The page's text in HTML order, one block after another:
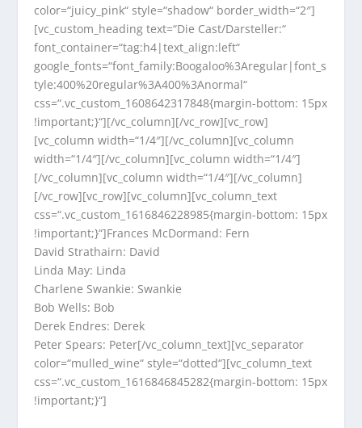
color=“juicy_pink“ style=“shadow“ border_width=“2″]
[vc_custom_heading text=“Die Cast/Darsteller:“
font_container=“tag:h4|text_align:left“
google_fonts=“font_family:Boogaloo%3Aregular|font_s
tyle:400%20regular%3A400%3Anormal“
css=“.vc_custom_1608642317848{margin-bottom: 15px
!important;}“][/vc_column][/vc_row][vc_row]
[vc_column width=“1/4″][/vc_column][vc_column
width=“1/4″][/vc_column][vc_column width=“1/4″]
[/vc_column][vc_column width=“1/4″][/vc_column]
[/vc_row][vc_row][vc_column][vc_column_text
css=“.vc_custom_1616846228985{margin-bottom: 15px
!important;}“]Frances McDormand: Fern
David Strathairn: David
Linda May: Linda
Charlene Swankie: Swankie
Bob Wells: Bob
Derek Endres: Derek
Peter Spears: Peter[/vc_column_text][vc_separator
color=“mulled_wine“ style=“dotted“][vc_column_text
css=“.vc_custom_1616846845282{margin-bottom: 15px
!important;}“]